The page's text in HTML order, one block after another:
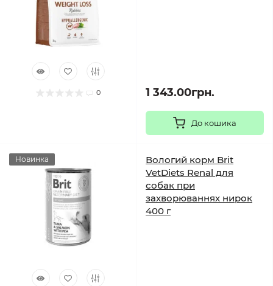
0 1 343.00грн.
До кошика
Новинка
Вологий корм Brit
VetDiets Renal для
собак при
захворюваннях нирок
400 г